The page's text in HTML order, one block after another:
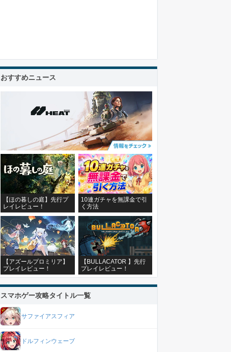
おすすめニュース
【ほの暮しの庭】先行プ
レイレビュー！
10連ガチャを無課金で引
く方法
【アズールプロミリア】
プレイレビュー！
【BULLACATOR 】先行
プレイレビュー！
スマホゲー攻略タイトル一覧
サファイアスフィア
ドルフィンウェーブ